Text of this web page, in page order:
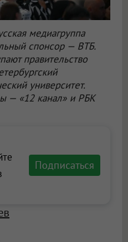
медиагруппа
спонсор — ВТБ.
правительство
университет.
— «12 канал» и РБК
Подписаться